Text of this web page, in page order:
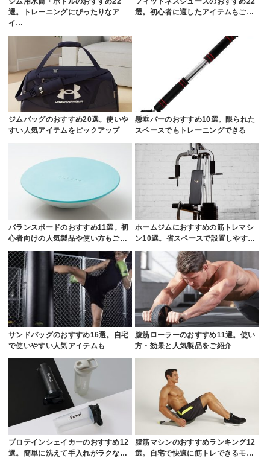
選。トレーニングにぴったりなア
イ…
選。初心者に適したアイテムもご…
ジムバッグのおすすめ20選。使いや
すい人気アイテムをピックアップ
懸垂バーのおすすめ10選。限られた
スペースでもトレーニングできる
バランスボードのおすすめ11選。初
心者向けの人気製品や使い方もご…
ホームジムにおすすめの筋トレマシ
ン10選。省スペースで設置しやす…
サンドバッグのおすすめ16選。自宅
で使いやすい人気アイテムも
腹筋ローラーのおすすめ11選。使い
方・効果と人気製品をご紹介
プロテインシェイカーのおすすめ12
選。簡単に洗えて手入れがラクな…
腹筋マシンのおすすめランキング12
選。自宅で快適に筋トレできるモ…